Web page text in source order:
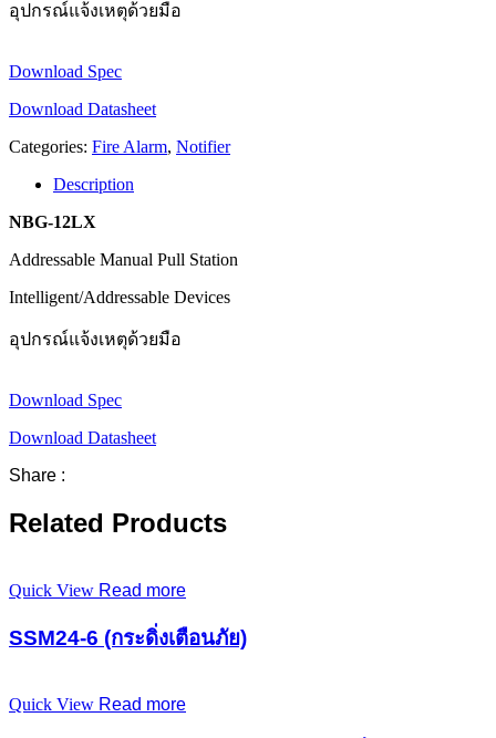
อุปกรณ์แจ้งเหตุด้วยมือ
Download Spec
Download Datasheet
Categories: Fire Alarm, Notifier
Description
NBG-12LX
Addressable Manual Pull Station
Intelligent/Addressable Devices
อุปกรณ์แจ้งเหตุด้วยมือ
Download Spec
Download Datasheet
Share :
Related Products
Quick View Read more
SSM24-6 (กระดิ่งเตือนภัย)
Quick View Read more